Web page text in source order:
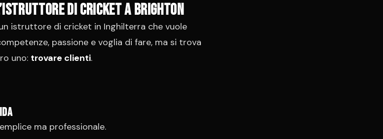
di cricket a Brighton
istruttore di cricket in Inghilterra che vuole
passione e voglia di fare, ma si trova
uno: trovare clienti.
ma professionale.